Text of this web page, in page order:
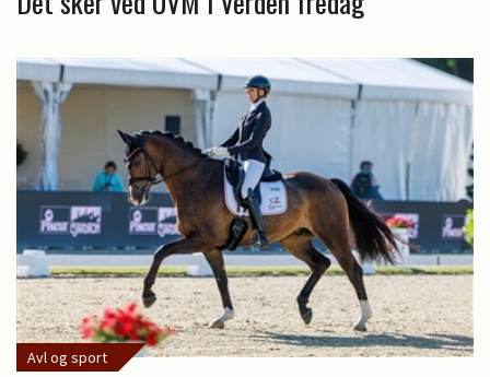
Avl og sport